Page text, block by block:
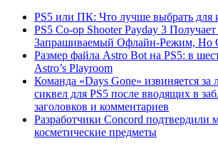
PS5 или ПК: Что лучше выбрать для
PS5 Co-op Shooter Payday 3 Получает
Запрашиваемый Офлайн-Режим, Но
Размер файла Astro Bot на PS5: в
Astro’s Playroom
Команда «Days Gone» извиняется за
сиквел для PS5 после вводящих в
заголовков и комментариев
Разработчики Concord подтвердили
косметические предметы